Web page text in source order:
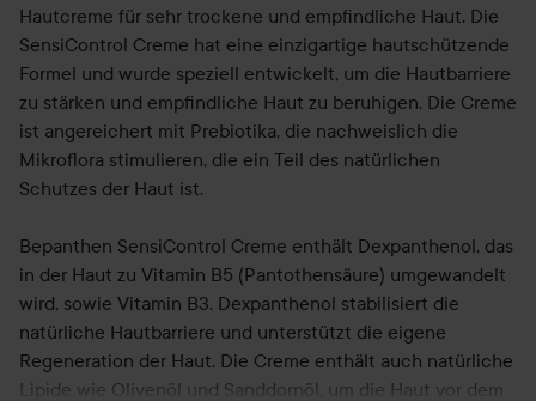
Hautcreme für sehr trockene und empfindliche Haut. Die
SensiControl Creme hat eine einzigartige hautschützende
Formel und wurde speziell entwickelt, um die Hautbarriere
zu stärken und empfindliche Haut zu beruhigen. Die Creme
ist angereichert mit Prebiotika, die nachweislich die
Mikroflora stimulieren, die ein Teil des natürlichen
Schutzes der Haut ist.
Bepanthen SensiControl Creme enthält Dexpanthenol, das
in der Haut zu Vitamin B5 (Pantothensäure) umgewandelt
wird, sowie Vitamin B3. Dexpanthenol stabilisiert die
natürliche Hautbarriere und unterstützt die eigene
Regeneration der Haut. Die Creme enthält auch natürliche
Lipide wie Olivenöl und Sanddornöl, um die Haut vor dem